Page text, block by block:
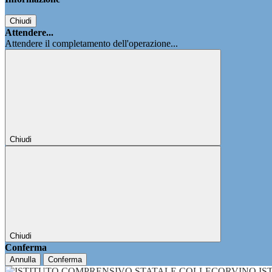
Chiudi
Attendere...
Attendere il completamento dell'operazione...
Chiudi
Chiudi
Conferma
Annulla Conferma